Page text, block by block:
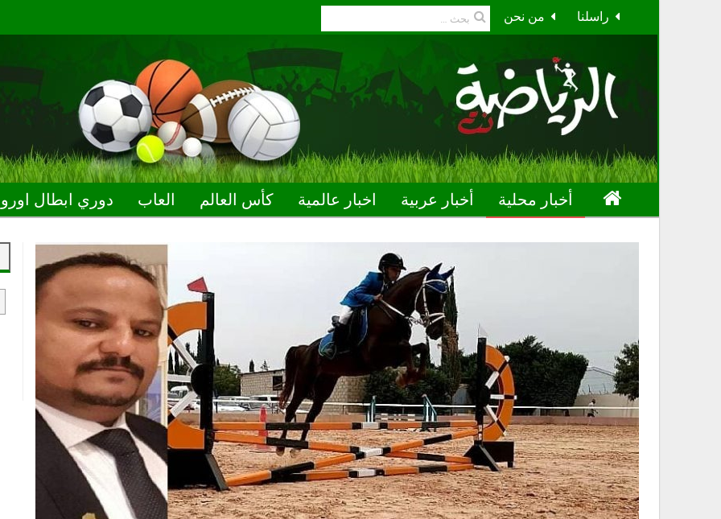
من نحن راسلنا
أخبار محلية أخبار عربية اخبار عالمية كأس العالم العاب دوري ابطال